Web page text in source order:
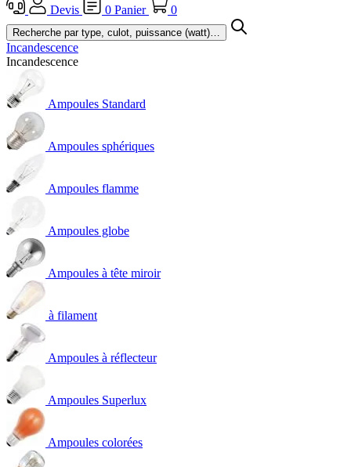
Devis 0 Panier 0
Incandescence
Incandescence
Ampoules Standard
Ampoules sphériques
Ampoules flamme
Ampoules globe
Ampoules à tête miroir
à filament
Ampoules à réflecteur
Ampoules Superlux
Ampoules colorées